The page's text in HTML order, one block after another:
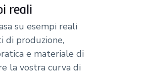
reali
su esempi reali
di produzione,
e materiale di
la vostra curva di